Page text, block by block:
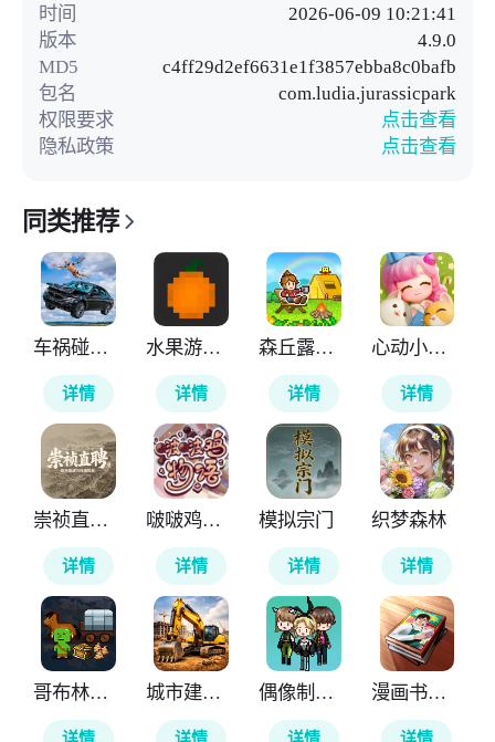
时间
2026-06-09 10:21:41
版本
4.9.0
MD5
c4ff29d2ef6631e1f3857ebba8c0bafb
包名
com.ludia.jurassicpark
权限要求
点击查看
隐私政策
点击查看
同类推荐
车祸碰撞模拟器3
详情
水果游乐场国际版
详情
森丘露营地物语
详情
心动小镇国际服
详情
崇祯直聘明末官场沉浮模拟器
详情
啵啵鸡物语
详情
模拟宗门
详情
织梦森林
详情
哥布林的商队 城市建筑模拟26 偶像制作人 漫画书店模拟器